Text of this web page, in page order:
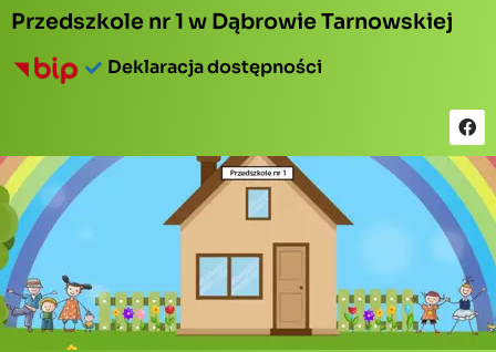
Przedszkole nr 1 w Dąbrowie Tarnowskiej
Deklaracja dostępności